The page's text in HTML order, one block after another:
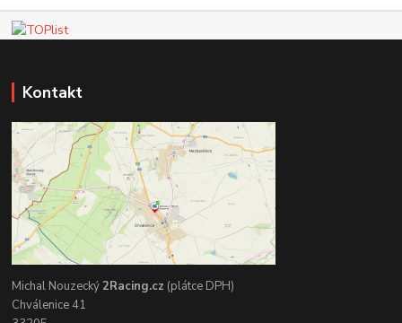
Kontakt
Michal Nouzecký2Racing.cz (plátce DPH)
Chválenice 41